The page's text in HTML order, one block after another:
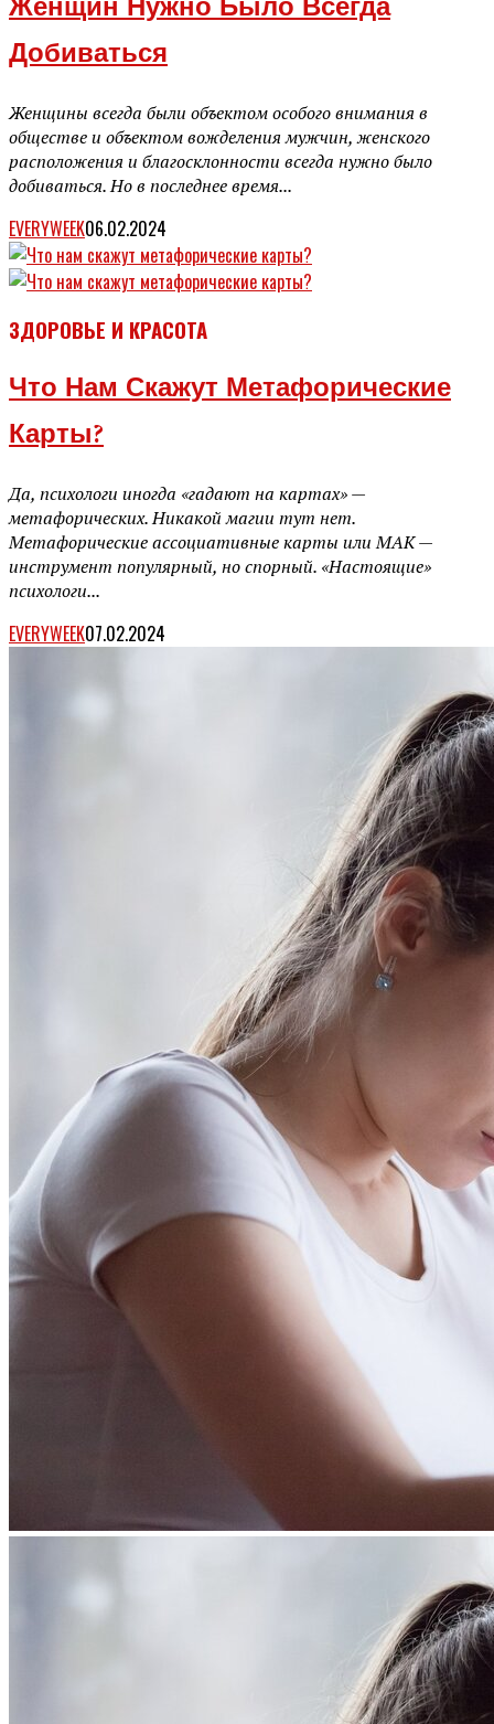
Добиваться
Женщины всегда были объектом особого внимания в
обществе и объектом вожделения мужчин, женского
расположения и благосклонности всегда нужно было
добиваться. Но в последнее время...
EVERYWEEK06.02.2024
ЗДОРОВЬЕ И КРАСОТА
Что Нам Скажут Метафорические
Карты?
Да, психологи иногда «гадают на картах» —
метафорических. Никакой магии тут нет.
Метафорические ассоциативные карты или МАК —
инструмент популярный, но спорный. «Настоящие»
психологи...
EVERYWEEK07.02.2024